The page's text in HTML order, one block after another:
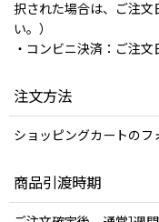
択された場合は、ご注
い。）
・コンビニ決済：ご注
注文方法
ショッピングカートのフ
商品引渡時期